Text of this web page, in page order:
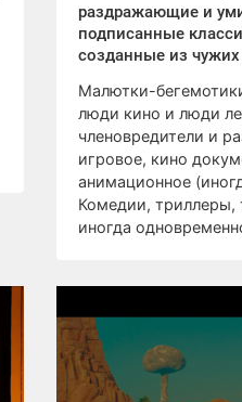
раздражающие и
подписанные
созданные из чужих
Малютки-
люди кино и люди
членовредители и
игровое, кино
анимационное
Комедии, триллеры,
иногда